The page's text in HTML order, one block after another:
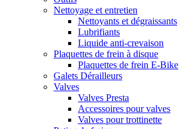
Nettoyage et entretien
Nettoyants et dégraissants
Lubrifiants
Liquide anti-crevaison
Plaquettes de frein à disque
Plaquettes de frein E-Bike
Galets Dérailleurs
Valves
Valves Presta
Accessoires pour valves
Valves pour trottinette